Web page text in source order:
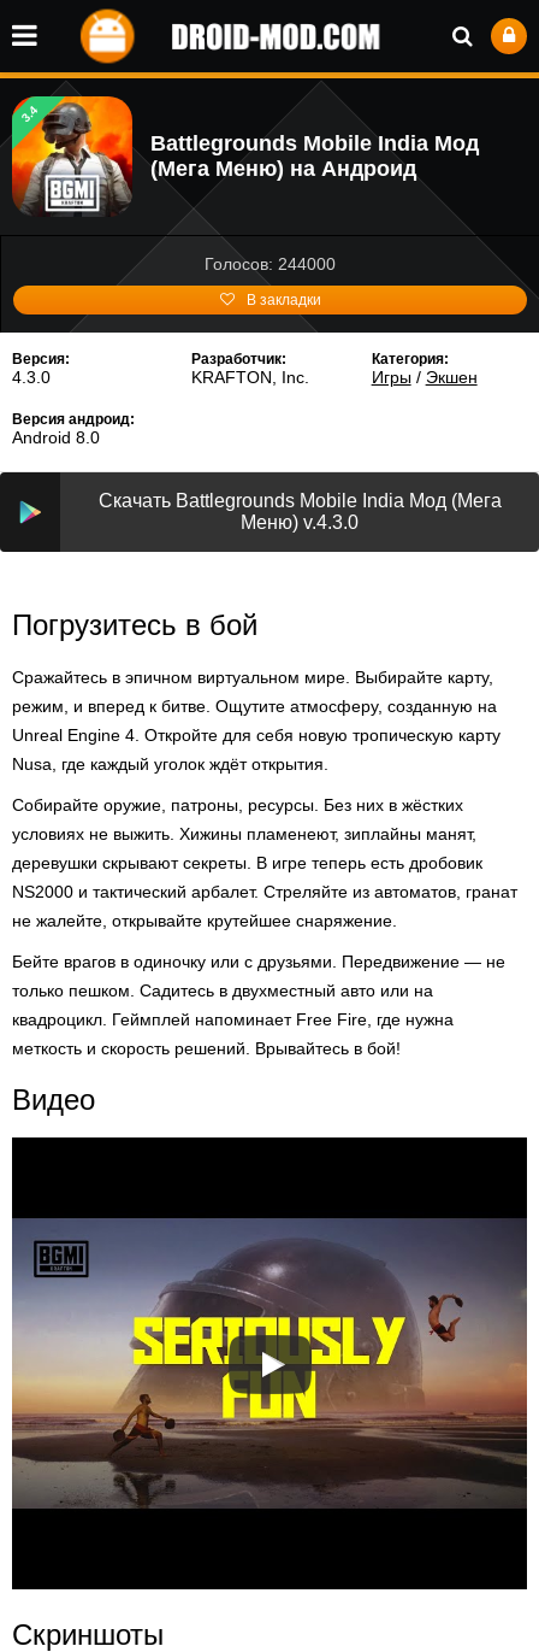
3.4
Battlegrounds Mobile India Мод
(Мега Меню) на Андроид
Голосов: 244000
В закладки
Версия:
4.3.0
Разработчик:
KRAFTON, Inc.
Категория:
Игры/ Экшен
Версия андроид:
Android 8.0
Скачать Battlegrounds Mobile India Мод (Мега
Меню) v.4.3.0
Погрузитесь в бой
Сражайтесь в эпичном виртуальном мире. Выбирайте карту,
режим, и вперед к битве. Ощутите атмосферу, созданную на
Unreal Engine 4. Откройте для себя новую тропическую карту
Nusa, где каждый уголок ждёт открытия.
Собирайте оружие, патроны, ресурсы. Без них в жёстких
условиях не выжить. Хижины пламенеют, зиплайны манят,
деревушки скрывают секреты. В игре теперь есть дробовик
NS2000 и тактический арбалет. Стреляйте из автоматов, гранат
не жалейте, открывайте крутейшее снаряжение.
Бейте врагов в одиночку или с друзьями. Передвижение — не
только пешком. Садитесь в двухместный авто или на
квадроцикл. Геймплей напоминает Free Fire, где нужна
меткость и скорость решений. Врывайтесь в бой!
Видео
Скриншоты